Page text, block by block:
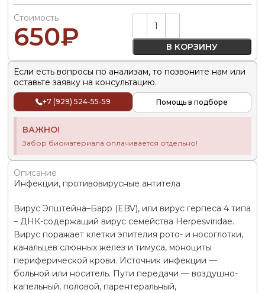
Стоимость
650₽ В КОРЗИНУ
Alternative:
Если есть вопросы по анализам, то позвоните нам или
оставьте заявку на консультацию.
+7 (929) 524-55-59 Помощь в подборе
ВАЖНО!
Забор биоматериала оплачивается отдельно!
Описание
Инфекции, противовирусные антитела
Вирус Эпштейна–Барр (EBV), или вирус герпеса 4 типа
– ДНК-содержащий вирус семейства Herpesviridae.
Вирус поражает клетки эпителия рото- и носоглотки,
канальцев слюнных желез и тимуса, моноциты
периферической крови. Источник инфекции —
больной или носитель. Пути передачи — воздушно-
капельный, половой, парентеральный,